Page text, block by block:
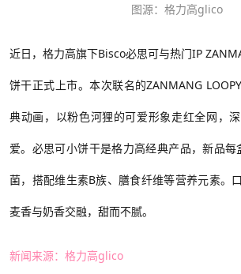
图源：格力高glico
近日，格力高旗下Bisco必思可与热门IP
饼干正式上市。本次联名的ZANMANG
典动画，以粉色河狸的可爱形象走红全网，
爱。必思可小饼干是格力高经典产品，新品每
菌，搭配维生素B族、膳食纤维等营养元素。
麦香与奶香交融，甜而不腻。
新闻来源：格力高glico